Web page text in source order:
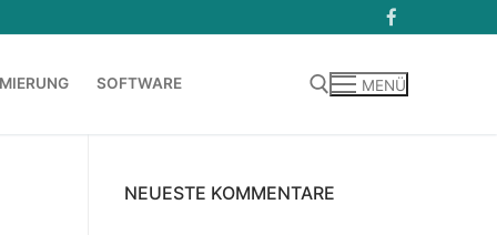
SOFTWARE MENÜ
NEUESTE KOMMENTARE